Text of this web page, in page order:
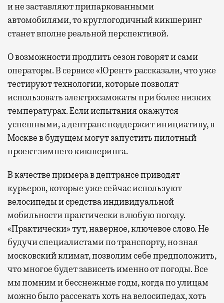
и не заставляют припаркованными
автомобилями, то круглогодичный кикшеринг
станет вполне реальной перспективой.
О возможности продлить сезон говорят и сами
операторы. В сервисе «Юрент» рассказали, что уже
тестируют технологии, которые позволят
использовать электросамокаты при более низких
температурах. Если испытания окажутся
успешными, а дептранс поддержит инициативу, в
Москве в будущем могут запустить пилотный
проект зимнего кикшеринга.
В качестве примера в дептрансе приводят
курьеров, которые уже сейчас используют
велосипеды и средства индивидуальной
мобильности практически в любую погоду.
«Практически» тут, наверное, ключевое слово. Не
будучи специалистами по транспорту, но зная
московский климат, позволим себе предположить,
что многое будет зависеть именно от погоды. Все
мы помним и бесснежные годы, когда по улицам
можно было рассекать хоть на велосипедах, хоть